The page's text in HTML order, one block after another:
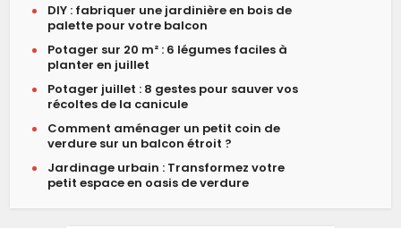
DIY : fabriquer une jardinière en bois de
palette pour votre balcon
Potager sur 20 m² : 6 légumes faciles à
planter en juillet
Potager juillet : 8 gestes pour sauver vos
récoltes de la canicule
Comment aménager un petit coin de
verdure sur un balcon étroit ?
Jardinage urbain : Transformez votre
petit espace en oasis de verdure